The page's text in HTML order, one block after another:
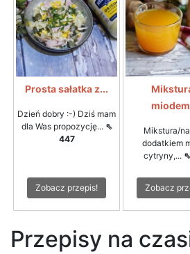
Prosta sałatka z...
Dzień dobry :-) Dziś mam
dla Was propozycję... ⇖
447
Zobacz przepis!
Mikstura/
dodatkiem
cytryny,...
Zobacz
Przepisy na